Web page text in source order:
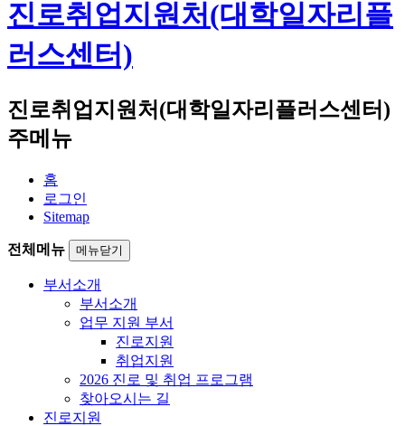
진로취업지원처(대학일자리플
러스센터)
진로취업지원처(대학일자리플러스센터)
주메뉴
홈
로그인
Sitemap
전체메뉴 메뉴닫기
부서소개
부서소개
업무 지원 부서
진로지원
취업지원
2026 진로 및 취업 프로그램
찾아오시는 길
진로지원